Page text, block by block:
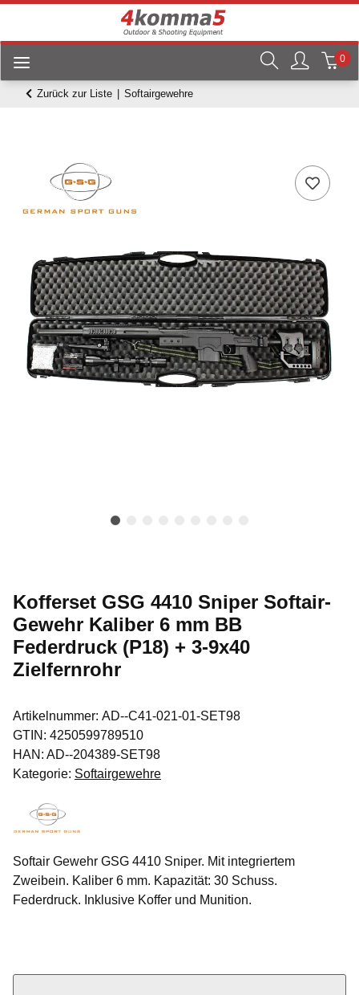
0
Zurück zur Liste Softairgewehre
Kofferset GSG 4410 Sniper Softair-
Gewehr Kaliber 6 mm BB
Federdruck (P18) + 3-9x40
Zielfernrohr
Artikelnummer: AD--C41-021-01-SET98
GTIN: 4250599789510
HAN: AD--204389-SET98
Kategorie: Softairgewehre
Softair Gewehr GSG 4410 Sniper. Mit integriertem
Zweibein. Kaliber 6 mm. Kapazität: 30 Schuss.
Federdruck. Inklusive Koffer und Munition.